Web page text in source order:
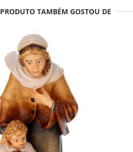
TAMBÉM GOSTOU DE